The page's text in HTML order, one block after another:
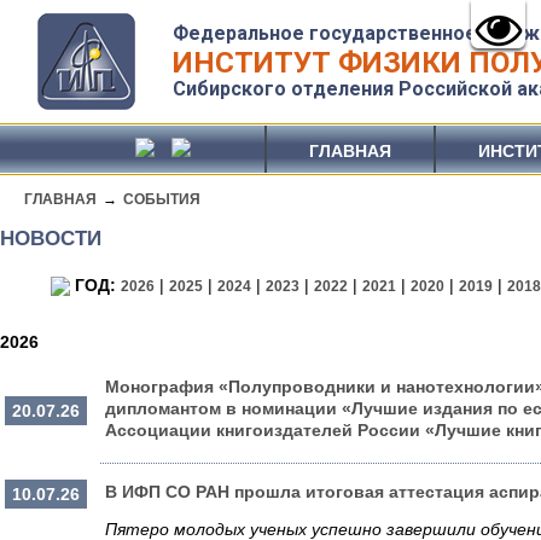
Федеральное государственное
ИНСТИТУТ ФИЗИКИ
Сибирского отделения Российской
ГЛАВНАЯ
ГЛАВНАЯ → СОБЫТИЯ
НОВОСТИ
ГОД: 2026 |2025 |2024 |2023 |2022 |2021 |2020 |2019 |2018
2026
20.07.26
Монография «Полупроводники и
дипломантом в номинации «Лучшие издания по
Ассоциации книгоиздателей России «Лучшие
10.07.26
В ИФП СО РАН прошла итоговая аттестация
Пятеро молодых ученых успешно завершили